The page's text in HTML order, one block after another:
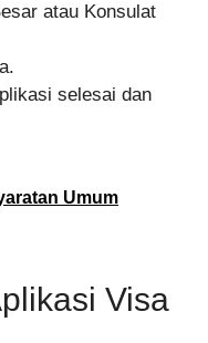
atau Konsulat
selesai dan
Umum
Visa